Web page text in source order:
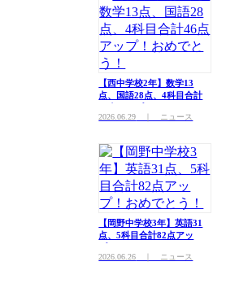
【西中学校2年】数学13
点、国語28点、4科目合計
2026.06.29 ｜ ニュース
【岡野中学校3年】英語31
点、5科目合計82点アッ
2026.06.26 ｜ ニュース